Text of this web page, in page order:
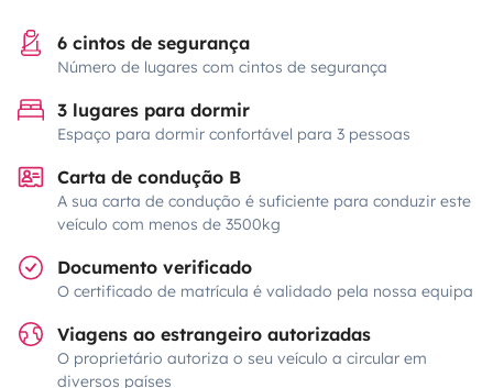
6 cintos de segurança
Número de lugares com cintos de segurança
3 lugares para dormir
Espaço para dormir confortável para 3 pessoas
Carta de condução B
A sua carta de condução é suficiente para conduzir este
veículo com menos de 3500kg
Documento verificado
O certificado de matrícula é validado pela nossa equipa
Viagens ao estrangeiro autorizadas
O proprietário autoriza o seu veículo a circular em
diversos países